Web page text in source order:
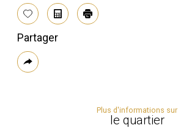
SélectionnerCalculatriceImprimer
Partager
Plus
de
Plus d'informations sur
le quartier